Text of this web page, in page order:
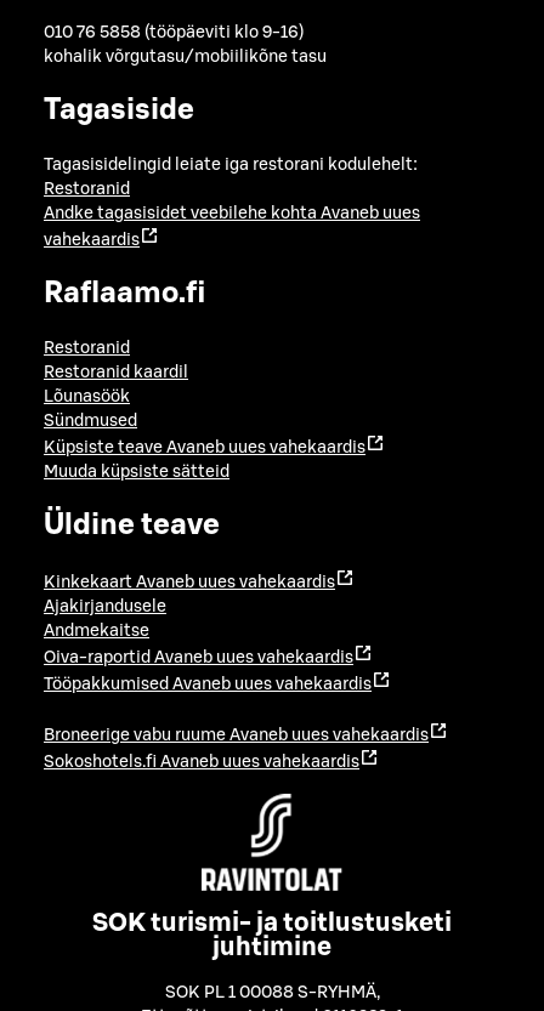
010 76 5858 (tööpäeviti klo 9-16)
kohalik võrgutasu/mobiilikõne tasu
Tagasiside
Tagasisidelingid leiate iga restorani kodulehelt:
Restoranid
Andke tagasisidet veebilehe kohta Avaneb uues
vahekaardis
Raflaamo.fi
Restoranid
Restoranid kaardil
Lõunasöök
Sündmused
Küpsiste teave Avaneb uues vahekaardis
Muuda küpsiste sätteid
Üldine teave
Kinkekaart Avaneb uues vahekaardis
Ajakirjandusele
Andmekaitse
Oiva-raportid Avaneb uues vahekaardis
Tööpakkumised Avaneb uues vahekaardis
Broneerige vabu ruume Avaneb uues vahekaardis
Sokoshotels.fi Avaneb uues vahekaardis
SOK turismi- ja toitlustusketi
juhtimine
SOK PL 1 00088 S-RYHMÄ,